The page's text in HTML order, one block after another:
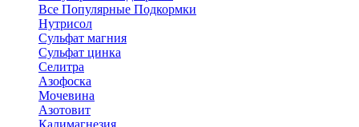
Все Популярные Подкормки
Нутрисол
Сульфат магния
Сульфат цинка
Селитра
Азофоска
Мочевина
Азотовит
Калимагнезия